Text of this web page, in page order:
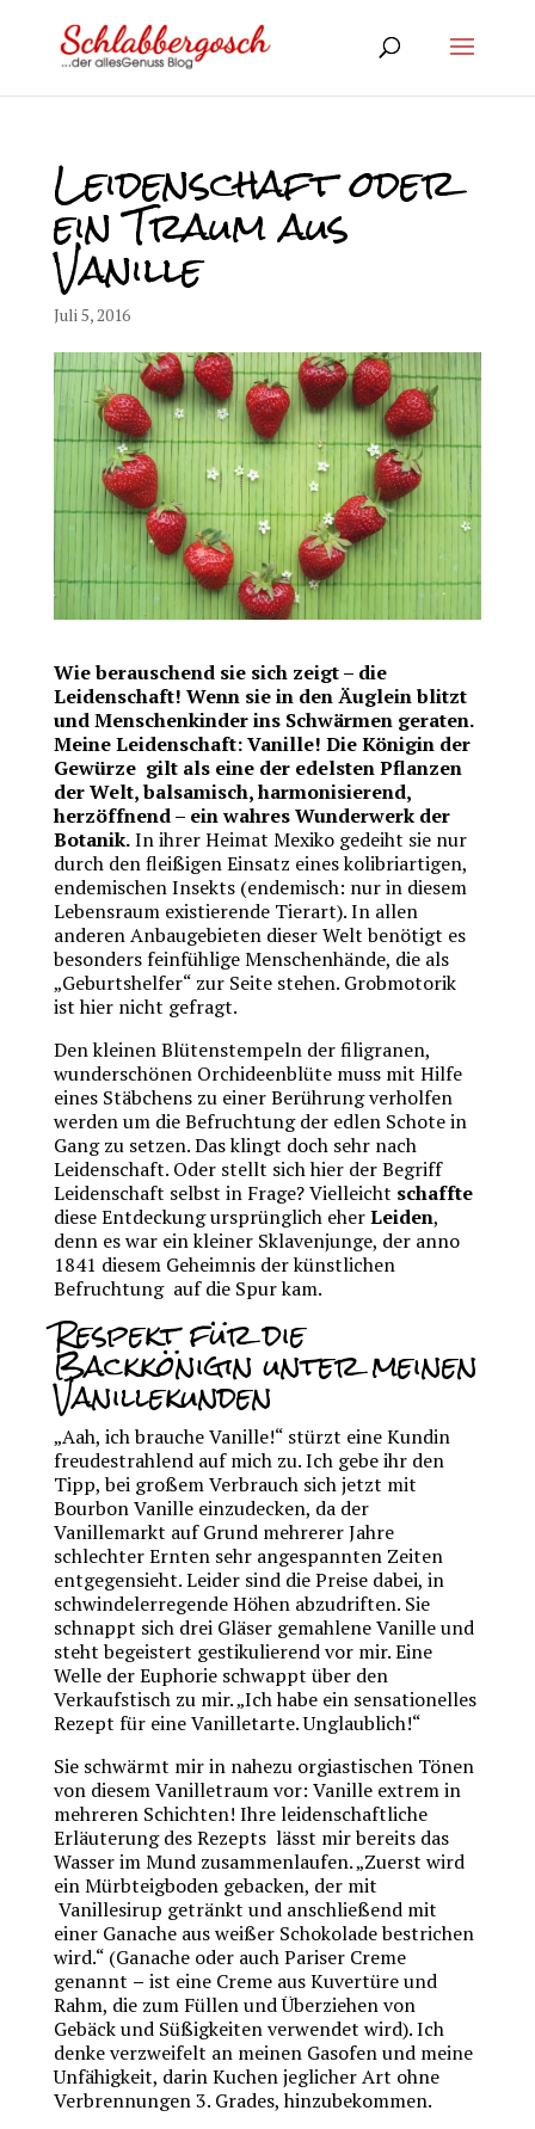
Leidenschaft oder
ein Traum aus
Vanille
Juli 5, 2016
Wie berauschend sie sich zeigt – die
Leidenschaft! Wenn sie in den Äuglein blitzt
und Menschenkinder ins Schwärmen geraten.
Meine Leidenschaft: Vanille! Die Königin der
Gewürze gilt als eine der edelsten Pflanzen
der Welt, balsamisch, harmonisierend,
herzöffnend – ein wahres Wunderwerk der
Botanik.In ihrer Heimat Mexiko gedeiht sie nur
durch den fleißigen Einsatz eines kolibriartigen,
endemischen Insekts (endemisch: nur in diesem
Lebensraum existierende Tierart). In allen
anderen Anbaugebieten dieser Welt benötigt es
besonders feinfühlige Menschenhände, die als
„Geburtshelfer“ zur Seite stehen. Grobmotorik
ist hier nicht gefragt.
Den kleinen Blütenstempeln der filigranen,
wunderschönen Orchideenblüte muss mit Hilfe
eines Stäbchens zu einer Berührung verholfen
werden um die Befruchtung der edlen Schote in
Gang zu setzen. Das klingt doch sehr nach
Leidenschaft. Oder stellt sich hier der Begriff
Leidenschaft selbst in Frage? Vielleicht schaffte
diese Entdeckung ursprünglich eherLeiden,
denn es war ein kleiner Sklavenjunge, der anno
1841 diesem Geheimnis der künstlichen
Befruchtung auf die Spur kam.
Respekt für die
Backkönigin unter meinen
Vanillekunden
„Aah, ich brauche Vanille!“ stürzt eine Kundin
freudestrahlend auf mich zu. Ich gebe ihr den
Tipp, bei großem Verbrauch sich jetzt mit
Bourbon Vanille einzudecken, da der
Vanillemarkt auf Grund mehrerer Jahre
schlechter Ernten sehr angespannten Zeiten
entgegensieht. Leider sind die Preise dabei, in
schwindelerregende Höhen abzudriften. Sie
schnappt sich drei Gläser gemahlene Vanille und
steht begeistert gestikulierend vor mir. Eine
Welle der Euphorie schwappt über den
Verkaufstisch zu mir. „Ich habe ein sensationelles
Rezept für eine Vanilletarte. Unglaublich!“
Sie schwärmt mir in nahezu orgiastischen Tönen
von diesem Vanilletraum vor: Vanille extrem in
mehreren Schichten! Ihre leidenschaftliche
Erläuterung des Rezepts lässt mir bereits das
Wasser im Mund zusammenlaufen. „Zuerst wird
ein Mürbteigboden gebacken, der mit
Vanillesirup getränkt und anschließend mit
einer Ganache aus weißer Schokolade bestrichen
wird.“ (Ganache oder auch Pariser Creme
genannt – ist eine Creme aus Kuvertüre und
Rahm, die zum Füllen und Überziehen von
Gebäck und Süßigkeiten verwendet wird). Ich
denke verzweifelt an meinen Gasofen und meine
Unfähigkeit, darin Kuchen jeglicher Art ohne
Verbrennungen 3. Grades, hinzubekommen.